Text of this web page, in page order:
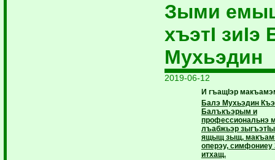
Зыми
хъэтI зиIэ
Мухьэдин
2019-06-12
И гъащIэр
Балэ Мухьэдин
Балъкъэрым и
профессиональнэ
лъабжьэр
ящыщ зыщ,
оперэу,
итхащ.